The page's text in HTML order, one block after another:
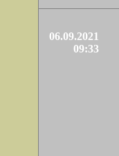
06.09.2021
09:33